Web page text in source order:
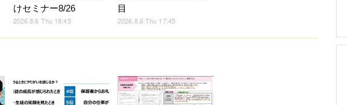
けセミナー8/26
2026.8.6 Thu 18:45
目
2026.8.6 Thu 17:45